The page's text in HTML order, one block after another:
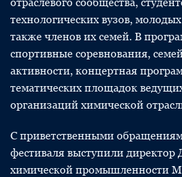
технологических вузов,
также членов их семей. В
спортивные соревнования,
активности, концертная
тематических площадок
организаций химической
С приветственными
фестиваля выступили директор
химической промышленности